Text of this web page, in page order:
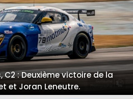
C2 : Deuxième victoire de la
et Joran Leneutre.